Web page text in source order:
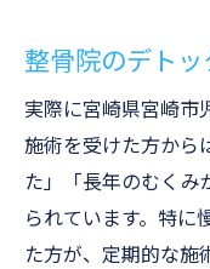
整骨院のデト
実際に宮崎県宮崎市
施術を受けた方から
た」「長年のむくみ
られています。特に
た方が、定期的な施